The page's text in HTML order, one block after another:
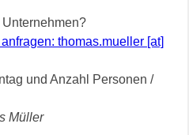
thomas.mueller [at]
und Anzahl Personen /
Müller